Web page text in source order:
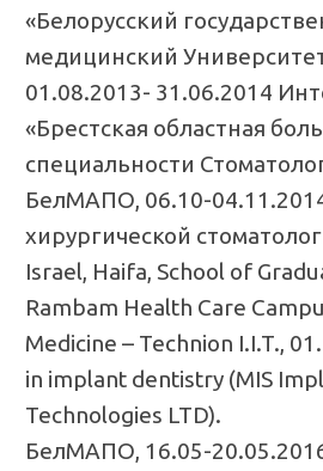
«Белорусский
медицинский
01.08.2013- 31.06.2014
«Брестская областная
специальности
БелМАПО, 06.10-
хирургической
Israel, Haifa, School of
Rambam Health Care
Medicine – Technion I.I.T.,
in implant dentistry (MIS
Technologies LTD).
БелМАПО, 16.05-